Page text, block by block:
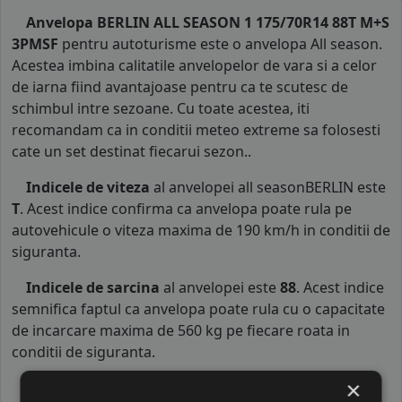
Anvelopa BERLIN ALL SEASON 1 175/70R14 88T M+S
3PMSF pentru autoturisme este o anvelopa All season.
Acestea imbina calitatile anvelopelor de vara si a celor
de iarna fiind avantajoase pentru ca te scutesc de
schimbul intre sezoane. Cu toate acestea, iti
recomandam ca in conditii meteo extreme sa folosesti
cate un set destinat fiecarui sezon..
Indicele de viteza al anvelopei all seasonBERLIN este
T. Acest indice confirma ca anvelopa poate rula pe
autovehicule o viteza maxima de 190 km/h in conditii de
siguranta.
Indicele de sarcina al anvelopei este 88. Acest indice
semnifica faptul ca anvelopa poate rula cu o capacitate
de incarcare maxima de 560 kg pe fiecare roata in
conditii de siguranta.
. Acest indice reprezinta
×